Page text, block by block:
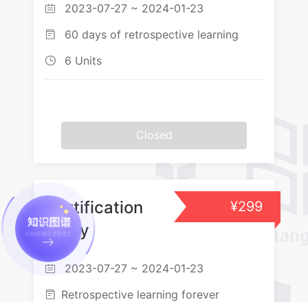
J. Huffman树
 2023-07-27 ~ 2024-01-23
 60 days of retrospective learning
 6 Units
Closed
¥299
Certification
study
 2023-07-27 ~ 2024-01-23
 Retrospective learning forever